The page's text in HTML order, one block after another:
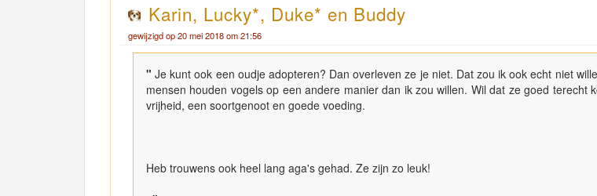
Karin, Lucky*, Duke* en Buddy
gewijzigd op 20 mei 2018 om 21:56
"Je kunt ook een oudje adopteren? Dan overleven ze je niet. Dat zou ik ook echt niet
mensen houden vogels op een andere manier dan ik zou willen. Wil dat ze goed terecht
vrijheid, een soortgenoot en goede voeding.
Heb trouwens ook heel lang aga's gehad. Ze zijn zo leuk!